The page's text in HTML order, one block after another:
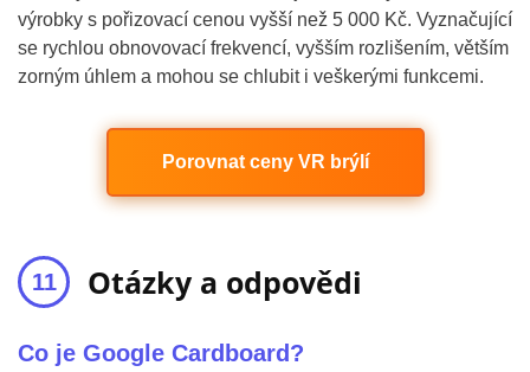
výrobky s pořizovací cenou vyšší než 5 000 Kč. Vyznačující
se rychlou obnovovací frekvencí, vyšším rozlišením, větším
zorným úhlem a mohou se chlubit i veškerými funkcemi.
Porovnat ceny VR brýlí
Otázky a odpovědi
Co je Google Cardboard?